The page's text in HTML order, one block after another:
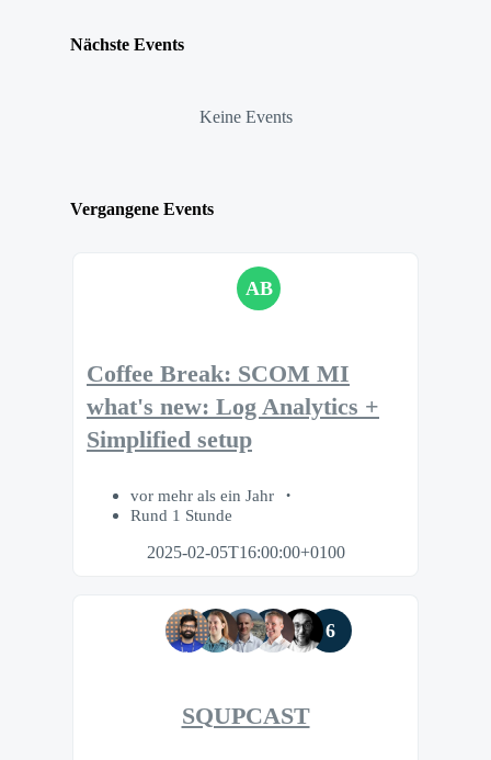
Nächste Events
Keine Events
Vergangene Events
AB
Coffee Break: SCOM MI
what's new: Log Analytics +
Simplified setup
vor mehr als ein Jahr
Rund 1 Stunde
2025-02-05T16:00:00+0100
6
SQUPCAST